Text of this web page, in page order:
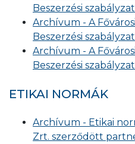
Beszerzési
Archívum - A
Beszerzési
Archívum - A
Beszerzési
ETIKAI NORMÁK
Archívum - Etikai
Zrt. szerződött